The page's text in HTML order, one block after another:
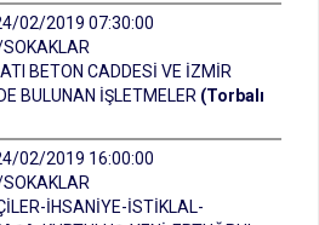
02/2019 07:30:00
BETON CADDESİ VE İZMİR
BULUNAN İŞLETMELER (Torbalı
02/2019 16:00:00
İHSANİYE-İSTİKLAL-